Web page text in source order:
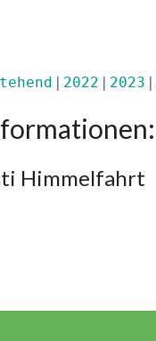
2022 2023
Himmelfahrt